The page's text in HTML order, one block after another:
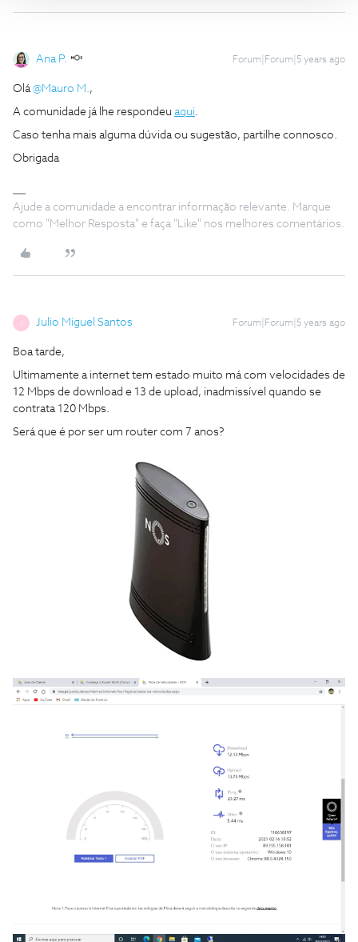
Ana P. Forum|Forum|5 years ago
Olá@Mauro M.,
A comunidade já lhe respondeu aqui.
Caso tenha mais alguma dúvida ou sugestão, partilhe connosco.
Obrigada
Ajude a comunidade a encontrar informação relevante. Marque
como "Melhor Resposta" e faça "Like" nos melhores comentários.
J Julio Miguel Santos Forum|Forum|5 years ago
Boa tarde,
Ultimamente a internet tem estado muito má com velocidades de
12 Mbps de download e 13 de upload, inadmissível quando se
contrata 120 Mbps.
Será que é por ser um router com 7 anos?